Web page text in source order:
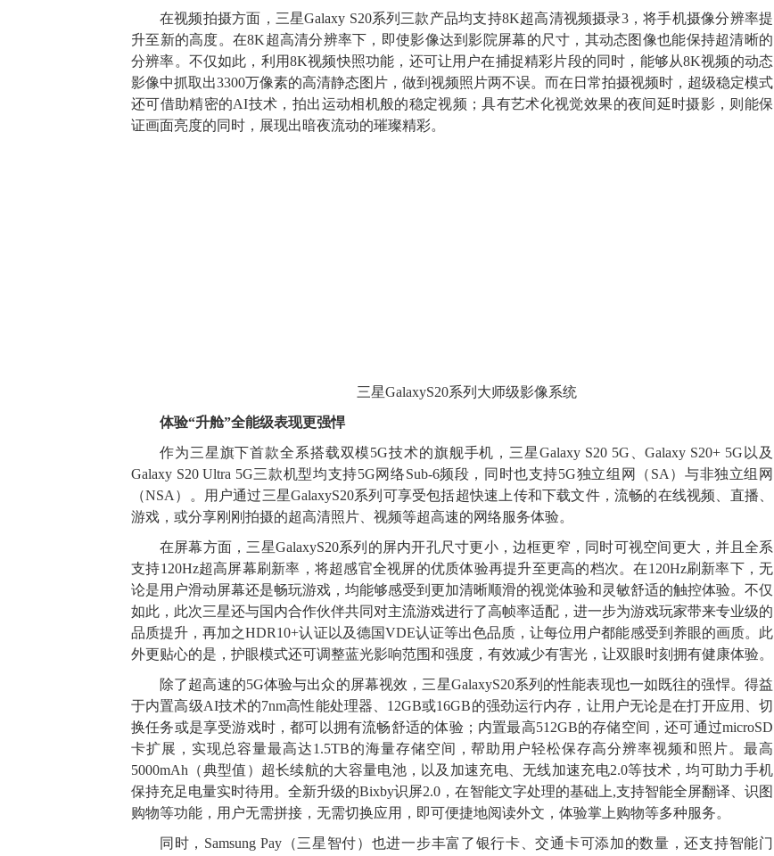
在视频拍摄方面，三星Galaxy S20系列三款产品均支持8K超高清视频摄录3，将手机摄像分辨率提
升至新的高度。在8K超高清分辨率下，即使影像达到影院屏幕的尺寸，其动态图像也能保持超清晰的
分辨率。不仅如此，利用8K视频快照功能，还可让用户在捕捉精彩片段的同时，能够从8K视频的动态
影像中抓取出3300万像素的高清静态图片，做到视频照片两不误。而在日常拍摄视频时，超级稳定模式
还可借助精密的AI技术，拍出运动相机般的稳定视频；具有艺术化视觉效果的夜间延时摄影，则能保
证画面亮度的同时，展现出暗夜流动的璀璨精彩。
三星GalaxyS20系列大师级影像系统
体验“升舱”全能级表现更强悍
作为三星旗下首款全系搭载双模5G技术的旗舰手机，三星Galaxy S20 5G、Galaxy S20+ 5G以及
Galaxy S20 Ultra 5G三款机型均支持5G网络Sub-6频段，同时也支持5G独立组网（SA）与非独立组网
（NSA）。用户通过三星GalaxyS20系列可享受包括超快速上传和下载文件，流畅的在线视频、直播、
游戏，或分享刚刚拍摄的超高清照片、视频等超高速的网络服务体验。
在屏幕方面，三星GalaxyS20系列的屏内开孔尺寸更小，边框更窄，同时可视空间更大，并且全系
支持120Hz超高屏幕刷新率，将超感官全视屏的优质体验再提升至更高的档次。在120Hz刷新率下，无
论是用户滑动屏幕还是畅玩游戏，均能够感受到更加清晰顺滑的视觉体验和灵敏舒适的触控体验。不仅
如此，此次三星还与国内合作伙伴共同对主流游戏进行了高帧率适配，进一步为游戏玩家带来专业级的
品质提升，再加之HDR10+认证以及德国VDE认证等出色品质，让每位用户都能感受到养眼的画质。此
外更贴心的是，护眼模式还可调整蓝光影响范围和强度，有效减少有害光，让双眼时刻拥有健康体验。
除了超高速的5G体验与出众的屏幕视效，三星GalaxyS20系列的性能表现也一如既往的强悍。得益
于内置高级AI技术的7nm高性能处理器、12GB或16GB的强劲运行内存，让用户无论是在打开应用、切
换任务或是享受游戏时，都可以拥有流畅舒适的体验；内置最高512GB的存储空间，还可通过microSD
卡扩展，实现总容量最高达1.5TB的海量存储空间，帮助用户轻松保存高分辨率视频和照片。最高
5000mAh（典型值）超长续航的大容量电池，以及加速充电、无线加速充电2.0等技术，均可助力手机
保持充足电量实时待用。全新升级的Bixby识屏2.0，在智能文字处理的基础上,支持智能全屏翻译、识图
购物等功能，用户无需拼接，无需切换应用，即可便捷地阅读外文，体验掌上购物等多种服务。
同时，Samsung Pay（三星智付）也进一步丰富了银行卡、交通卡可添加的数量，还支持智能门